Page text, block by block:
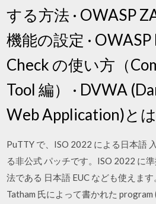
する方法 · OWASP
機能の設定 ·
Check の使い方（
Tool 編） · DVWA
Web Application)と
PuTTY で、ISO 2022 による日本語
る非公式 パッチです。ISO 2022 に
法である 日本語 EUC なども使えます
Tatham 氏によって書かれた